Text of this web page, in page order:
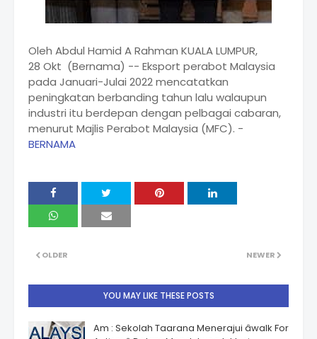
Oleh Abdul Hamid A Rahman KUALA LUMPUR,
28 Okt (Bernama) -- Eksport perabot Malaysia
pada Januari-Julai 2022 mencatatkan
peningkatan berbanding tahun lalu walaupun
industri itu berdepan dengan pelbagai cabaran,
menurut Majlis Perabot Malaysia (MFC). -
BERNAMA
NEWER
OLDER
YOU MAY LIKE THESE POSTS
Am : Sekolah Taarana Menerajui âwalk For